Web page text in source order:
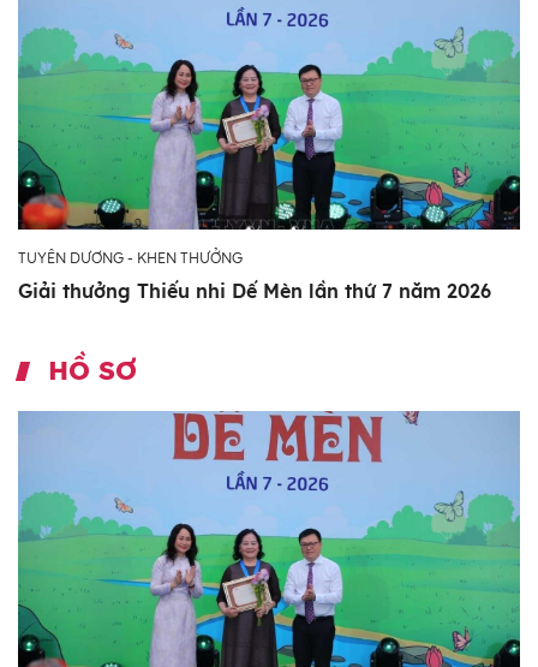
TUYÊN DƯƠNG - KHEN THƯỞNG
Giải thưởng Thiếu nhi Dế Mèn lần thứ 7 năm 2026
HỒ SƠ